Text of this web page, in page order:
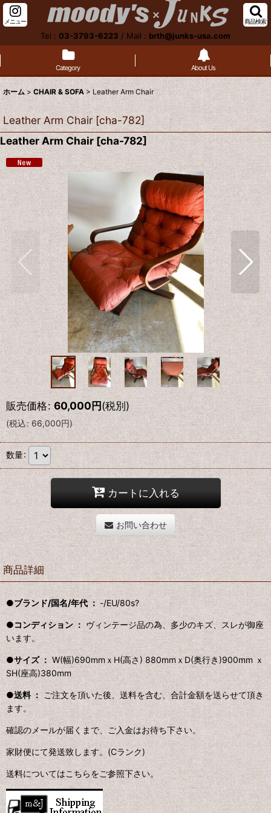
メニュー
Tel : 03-3793-6223 / Mail : brth@junks-usa.com
商品検索
Category About Us
ホーム > CHAIR & SOFA > Leather Arm Chair
Leather Arm Chair [cha-782]
Leather Arm Chair [cha-782]
販売価格: 60,000円(税別)
(税込: 66,000円)
数量:
カートに入れる
お問い合わせ
商品詳細
●ブランド/国名/年代 ： -/EU/80s?
●コンディション ： ヴィンテージ品の為、多少のキズ、スレが御座
います。
●サイズ ： W(幅)690mmｘH(高さ) 880mmｘD(奥行き)900mmｘ
SH(座高)380mm
●送料 ： ご注文を頂いた後、送料を含む、合計金額を送らせて頂き
ます。
確認のメールが届くまで、ご入金はお待ち下さい。
家財便にて発送致します。(Cランク)
送料についてはこちらをご参照下さい。